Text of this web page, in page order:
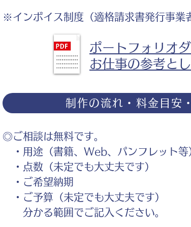
※インボイス制度（適格請求書発行事業
ポートフォリオ
お仕事の参考と
制作の流れ・料金目安
◎ご相談は無料です。
・用途（書籍、Web、パンフレット等
・点数（未定でも大丈夫です）
・ご希望納期
・ご予算（未定でも大丈夫です）
分かる範囲でご記入ください。